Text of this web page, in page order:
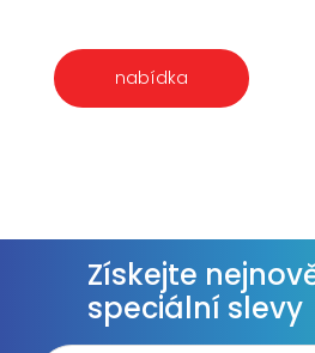
nabídka
Získejte
speciální slevy